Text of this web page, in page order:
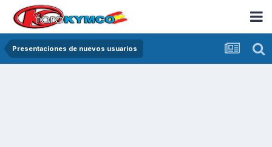
Presentaciones de nuevos usuarios